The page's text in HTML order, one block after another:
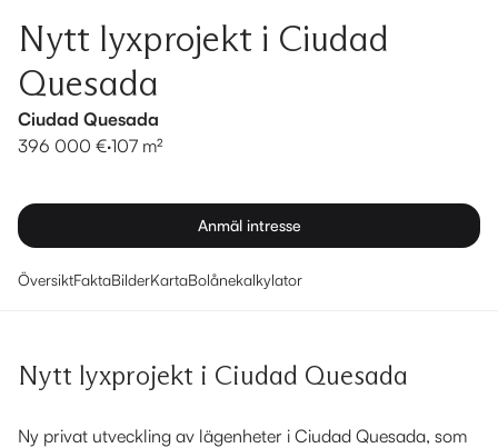
Nytt lyxprojekt i Ciudad
Quesada
Ciudad Quesada
396 000 €·107 m²
Anmäl intresse
ÖversiktFaktaBilderKartaBolånekalkylator
Nytt lyxprojekt i Ciudad Quesada
Ny privat utveckling av lägenheter i Ciudad Quesada, som